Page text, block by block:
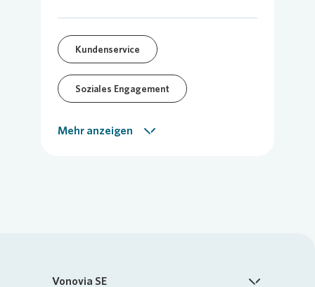
Kundenservice
Soziales Engagement
Quartier
Mehr anzeigen
Vonovia SE